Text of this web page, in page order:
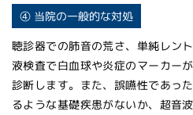
④ 当院の一般的な対処
聴診器での肺音の荒さ、単純レン
液検査で白血球や炎症のマーカー
診断します。また、誤嚥性であっ
るような基礎疾患がないか、超音